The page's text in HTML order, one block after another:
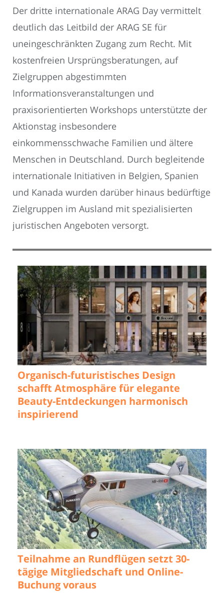
Der dritte internationale ARAG Day vermittelt
deutlich das Leitbild der ARAG SE für
uneingeschränkten Zugang zum Recht. Mit
kostenfreien Ursprüngsberatungen, auf
Zielgruppen abgestimmten
Informationsveranstaltungen und
praxisorientierten Workshops unterstützte der
Aktionstag insbesondere
einkommensschwache Familien und ältere
Menschen in Deutschland. Durch begleitende
internationale Initiativen in Belgien, Spanien
und Kanada wurden darüber hinaus bedürftige
Zielgruppen im Ausland mit spezialisierten
juristischen Angeboten versorgt.
Organisch-futuristisches Design
schafft Atmosphäre für elegante
Beauty-Entdeckungen harmonisch
inspirierend
Teilnahme an Rundflügen setzt 30-
tägige Mitgliedschaft und Online-
Buchung voraus